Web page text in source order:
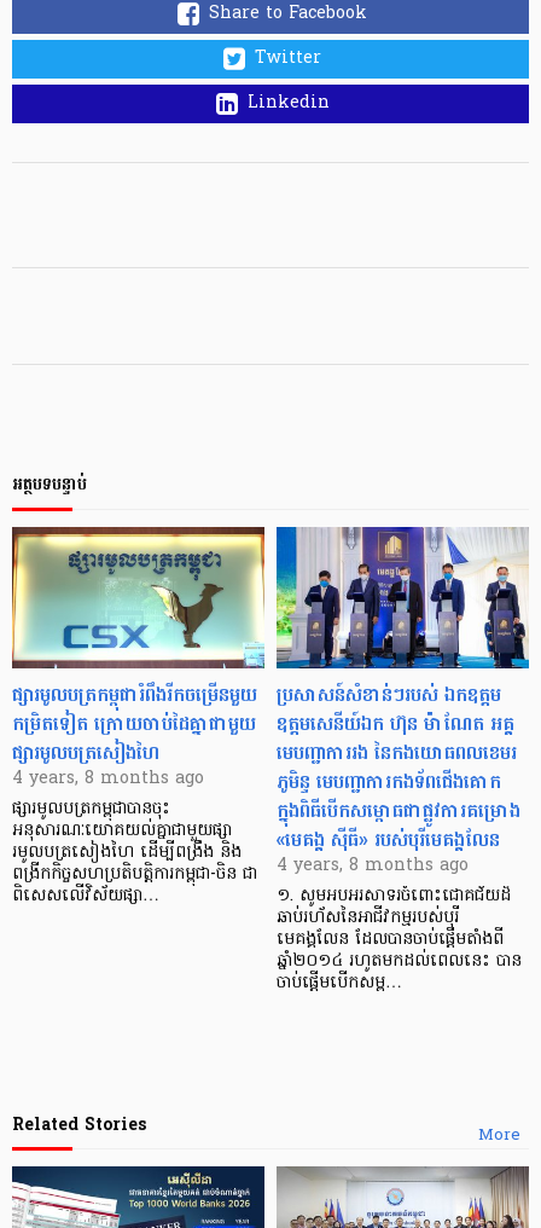
Share to Facebook
Twitter
Linkedin
អត្ថបទបន្ទាប់
ផ្សារមូលបត្រកម្ពុជារំពឹងរីកចម្រើនមួយ
កម្រិតទៀត ក្រោយចាប់ដៃគ្នាជាមួយ
ផ្សារមូលបត្រសៀងហៃ
4 years, 8 months ago
ផ្សារមូលបត្រកម្ពុជាបានចុះ
អនុសារណៈយោគយល់គ្នាជាមួយផ្សា
រមូលបត្រសៀងហៃ ដើម្បីពង្រឹង និង
ពង្រីកកិច្ចសហប្រតិបត្តិការកម្ពុជា-ចិន ជា
ពិសេសលើវិស័យផ្សា…
ប្រសាសន៍សំខាន់ៗរបស់ ឯកឧត្តម
ឧត្តមសេនីយ៍ឯក ហ៊ុន ម៉ាណែត អគ្គ
មេបញ្ជាការរង នៃកងយោធពលខេមរ
ភូមិន្ទ មេបញ្ជាការកងទ័ពជើងគោក
ក្នុងពិធីបើកសម្ពោធជាផ្លូវការគម្រោង
«មេគង្គ ស៊ីធី» របស់បុរីមេគង្គលែន
4 years, 8 months ago
១. សូមអបអរសាទរចំពោះជោគជ័យដ៏
ឆាប់រហ័សនៃអាជីវកម្មរបស់បុរី
មេគង្គលែន ដែលបានចាប់ផ្តើមតាំងពី
ឆ្នាំ២០១៤ រហូតមកដល់ពេលនេះ បាន
ចាប់ផ្តើមបើកសម្ព…
More
Related Stories